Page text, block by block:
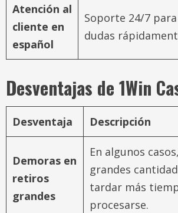
Atención al
cliente en
español
Soporte 24/7
dudas
Desventajas de 1Win
Desventaja Descripción
Demoras en
retiros
grandes
En algunos
grandes
tardar más
procesarse.